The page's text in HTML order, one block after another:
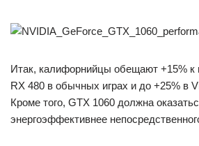
Итак, калифорнийцы обещают +15% к
RX 480 в обычных играх и до +25% в
Кроме того, GTX 1060 должна
энергоэффективнее